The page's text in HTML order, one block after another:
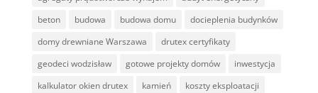
beton
budowa budowa domu
docieplenia budynków
domy drewniane Warszawa
drutex certyfikaty
geodeci wodzisław
gotowe projekty domów
inwestycja
kalkulator okien drutex
kamień
koszty eksploatacji